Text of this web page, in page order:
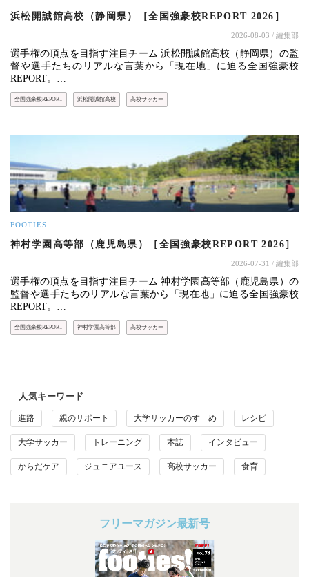
浜松開誠館高校（静岡県）［全国強豪校REPORT 2026］
2026-08-03 / 編集部
選手権の頂点を目指す注目チーム 浜松開誠館高校（静岡県）の監
督や選手たちのリアルな言葉から「現在地」に迫る全国強豪校
REPORT。…
全国強豪校REPORT 浜松開誠館高校 高校サッカー
FOOTIES
神村学園高等部（鹿児島県）［全国強豪校REPORT 2026］
2026-07-31 / 編集部
選手権の頂点を目指す注目チーム 神村学園高等部（鹿児島県）の
監督や選手たちのリアルな言葉から「現在地」に迫る全国強豪校
REPORT。…
全国強豪校REPORT 神村学園高等部 高校サッカー
人気キーワード
進路 親のサポート 大学サッカーのすゝめ レシピ
大学サッカー トレーニング 本誌 インタビュー
からだケア ジュニアユース 高校サッカー 食育
フリーマガジン最新号